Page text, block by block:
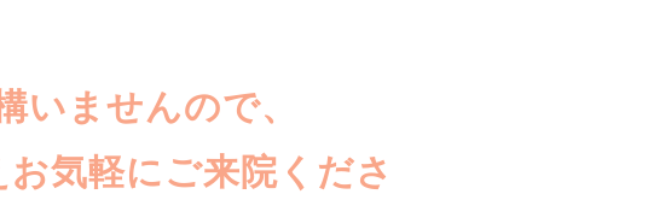
いませんので、
気軽にご来院くださ